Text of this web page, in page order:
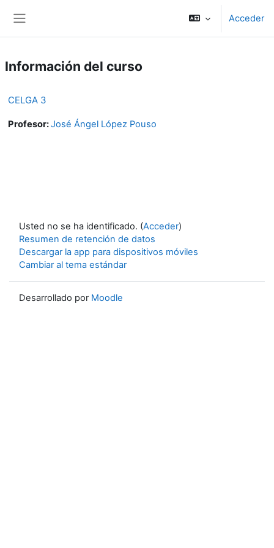
Acceder
Información del curso
CELGA 3
Profesor:José Ángel López Pouso
Usted no se ha identificado. (Acceder)
Resumen de retención de datos
Descargar la app para dispositivos móviles
Cambiar al tema estándar
Desarrollado por Moodle